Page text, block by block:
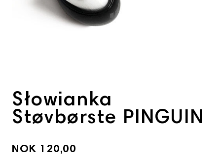
Słowianka
Støvbørste PINGUIN
NOK 120,00